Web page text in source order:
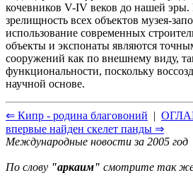
кочевников V-IV веков до нашей
зрелищность всех объектов музея-
использование современных
объекты и экспонаты являются
сооружений как по внешнему виду,
функциональности, поскольку
научной основе.
⇐ Кипр - родина благовоний |
впервые найден скелет панды ⇒
Международные новости за 2005 год
По слову "аркаим" смотрите так